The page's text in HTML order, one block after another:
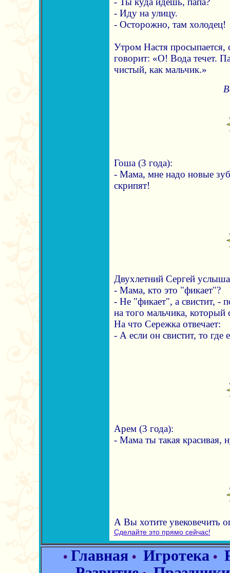
- Иду на улицу.
- Осторожно, там холодец!
Утром Настя
говорит: «О! Вода течет.
чистый, как мальчик.»
Гоша (3 года):
- Мама, мне надо новые
скрипят!
Двухлетний Сергей
- Мама, кто это "фикает"?
- Не "фикает", а свистит, -
на того мальчика, который
На что Сережка отвечает:
- А если он свистит, то где
Арем (3 года):
- Мама ты такая красивая,
А Вы хотите увековечить
Сделайте это прямо сейчас!
• Главная • Игротека •